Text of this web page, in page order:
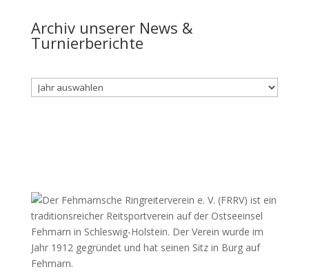
Archiv unserer News &
Turnierberichte
Archiv